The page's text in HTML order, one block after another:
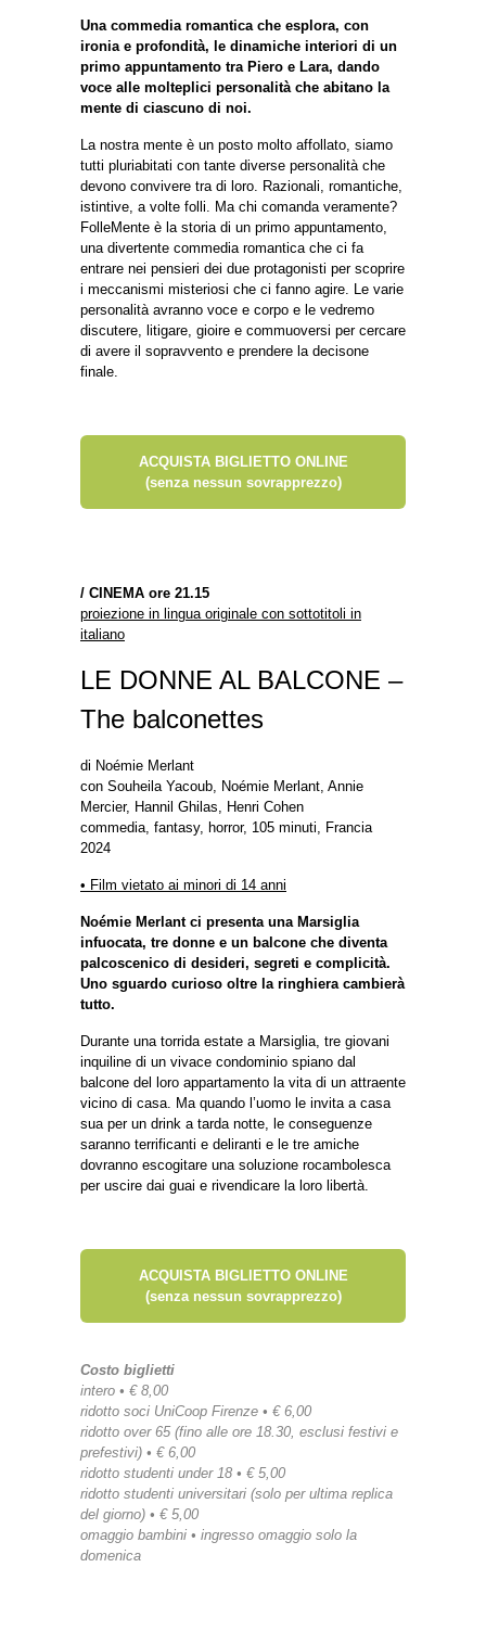
Una commedia romantica che esplora, con
ironia e profondità, le dinamiche interiori di un
primo appuntamento tra Piero e Lara, dando
voce alle molteplici personalità che abitano la
mente di ciascuno di noi.
La nostra mente è un posto molto affollato, siamo
tutti pluriabitati con tante diverse personalità che
devono convivere tra di loro. Razionali, romantiche,
istintive, a volte folli. Ma chi comanda veramente?
FolleMente è la storia di un primo appuntamento,
una divertente commedia romantica che ci fa
entrare nei pensieri dei due protagonisti per scoprire
i meccanismi misteriosi che ci fanno agire. Le varie
personalità avranno voce e corpo e le vedremo
discutere, litigare, gioire e commuoversi per cercare
di avere il sopravvento e prendere la decisone
finale.
ACQUISTA BIGLIETTO ONLINE
(senza nessun sovrapprezzo)
/ CINEMA ore 21.15
proiezione in lingua originale con sottotitoli in
italiano
LE DONNE AL BALCONE –
The balconettes
di Noémie Merlant
con Souheila Yacoub, Noémie Merlant, Annie
Mercier, Hannil Ghilas, Henri Cohen
commedia, fantasy, horror, 105 minuti, Francia
2024
• Film vietato ai minori di 14 anni
Noémie Merlant ci presenta una Marsiglia
infuocata, tre donne e un balcone che diventa
palcoscenico di desideri, segreti e complicità.
Uno sguardo curioso oltre la ringhiera cambierà
tutto.
Durante una torrida estate a Marsiglia, tre giovani
inquiline di un vivace condominio spiano dal
balcone del loro appartamento la vita di un attraente
vicino di casa. Ma quando l’uomo le invita a casa
sua per un drink a tarda notte, le conseguenze
saranno terrificanti e deliranti e le tre amiche
dovranno escogitare una soluzione rocambolesca
per uscire dai guai e rivendicare la loro libertà.
ACQUISTA BIGLIETTO ONLINE
(senza nessun sovrapprezzo)
Costo biglietti
intero • € 8,00
ridotto soci UniCoop Firenze • € 6,00
ridotto over 65 (fino alle ore 18.30, esclusi festivi e
prefestivi) • € 6,00
ridotto studenti under 18 • € 5,00
ridotto studenti universitari (solo per ultima replica
del giorno) • € 5,00
omaggio bambini • ingresso omaggio solo la
domenica